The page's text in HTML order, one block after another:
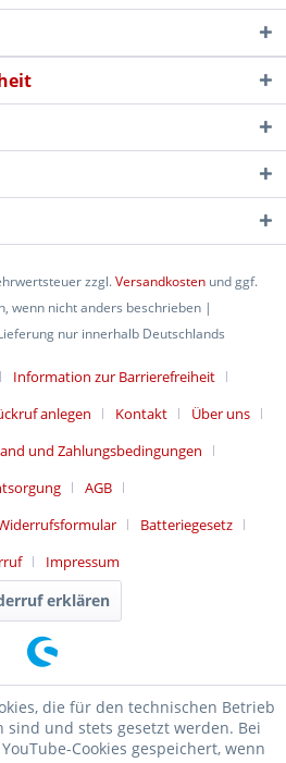
zzgl.Versandkosten und ggf.
wenn nicht anders beschrieben |
nur innerhalb Deutschlands
Information zur Barrierefreiheit
anlegen Kontakt
Über uns
und Zahlungsbedingungen
AGB
Batteriegesetz
Impressum
erklären
die für den technischen Betrieb
und stets gesetzt werden. Bei
Cookies gespeichert, wenn